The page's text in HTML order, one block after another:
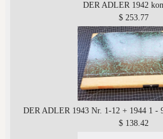
DER ADLER 1942
$ 253.77
DER ADLER 1943 Nr. 1-12 + 1944 1 -
$ 138.42